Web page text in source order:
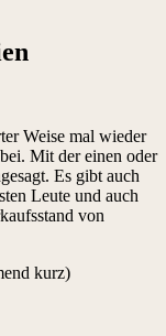
Weise mal wieder
Mit der einen oder
Es gibt auch
Leute und auch
von
kurz)